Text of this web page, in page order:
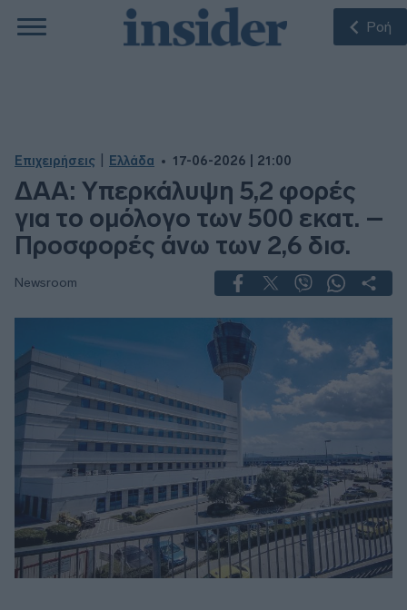
Ροή
Επιχειρήσεις Ελλάδα 17-06-2026 | 21:00
ΔΑΑ: Υπερκάλυψη 5,2 φορές
για το ομόλογο των 500 εκατ. –
Προσφορές άνω των 2,6 δισ.
Newsroom